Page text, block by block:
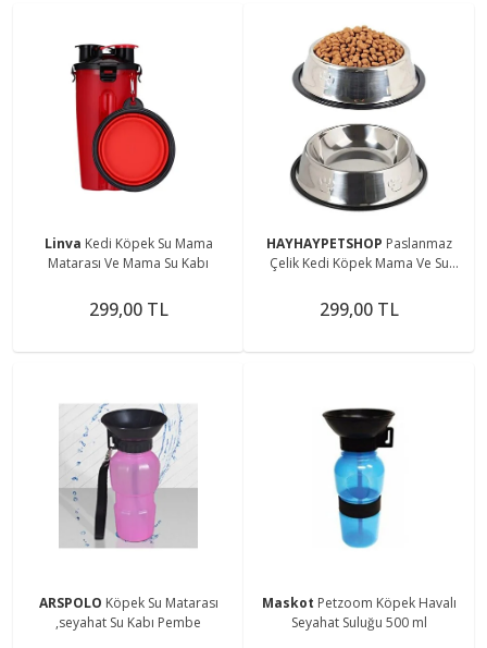
Linva Kedi Köpek Su Mama
Matarası Ve Mama Su Kabı
299,00 TL
HAYHAYPETSHOP Paslanmaz
Çelik Kedi Köpek Mama Ve Su
299,00 TL
ARSPOLO Köpek Su Matarası
,seyahat Su Kabı Pembe
Maskot Petzoom Köpek Havalı
Seyahat Suluğu 500 ml